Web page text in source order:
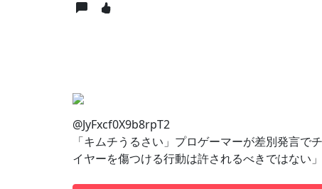
@JyFxcf0X9b8rpT2
「キムチうるさい」プロゲーマーが差別発言
イヤーを傷つける行動は許されるべきではない」